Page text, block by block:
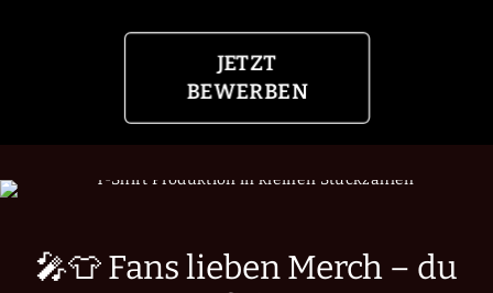
JETZT
BEWERBEN
🎤👕 Fans lieben Merch – du